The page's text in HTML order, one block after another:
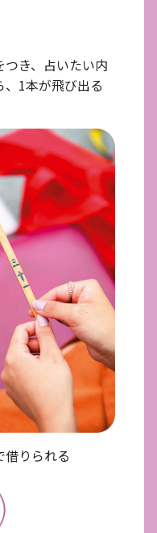
き、占いたい内
1本が飛び出る
りられる